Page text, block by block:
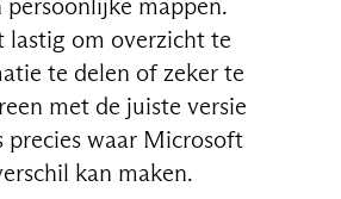
lastig om overzicht te
te delen of zeker te
met de juiste versie
precies waar Microsoft
kan maken.